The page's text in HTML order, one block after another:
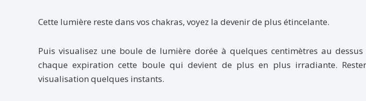
Cette lumière reste dans vos chakras, voyez la devenir de plus étincelante.
Puis visualisez une boule de lumière dorée à quelques centimètres au
chaque expiration cette boule qui devient de plus en plus irradiante.
visualisation quelques instants.